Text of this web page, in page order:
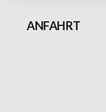
ANFAHRT